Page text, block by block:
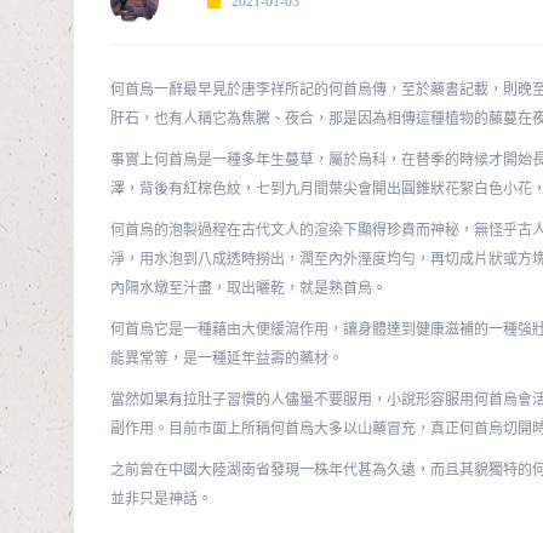
何首烏一辭最早見於唐李祥所記的何首烏傳，至於藥書記載，則
肝石，也有人稱它為焦騰、夜合，那是因為相傳這種植物的藤蔓在
事實上何首烏是一種多年生蔓草，屬於烏科，在替季的時候才開
澤，背後有紅棕色紋，七到九月間葉尖會開出圓錐狀花絮白色小
何首烏的泡製過程在古代文人的渲染下顯得珍貴而神秘，無怪乎
淨，用水泡到八成透時撈出，潤至內外溼度均勻，再切成片狀或
內隔水燉至汁盡，取出曬乾，就是熟首烏。
何首烏它是一種藉由大便緩瀉作用，讓身體達到健康滋補的一種
能異常等，是一種延年益壽的藥材。
當然如果有拉肚子習慣的人儘量不要服用，小說形容服用何首烏
副作用。目前市面上所稱何首烏大多以山藥冒充，真正何首烏切
之前曾在中國大陸湖南省發現一株年代甚為久遠，而且其貌獨特
並非只是神話。